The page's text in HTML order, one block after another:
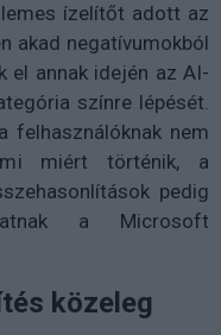
ízelítőt adott az
akad negatívumokból
el annak idején az AI-
színre lépését.
felhasználóknak nem
mi miért történik, a
pedig
a Microsoft
közeleg